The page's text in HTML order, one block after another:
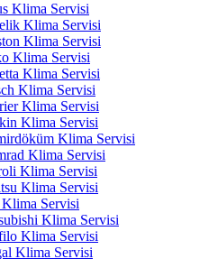
Klima Servisi
Klima Servisi
Klima Servisi
Klima Servisi
Klima Servisi
Klima Servisi
Klima Servisi
Klima Servisi
Klima Servisi
Klima Servisi
Klima Servisi
Klima Servisi
Servisi
Klima Servisi
Klima Servisi
Klima Servisi